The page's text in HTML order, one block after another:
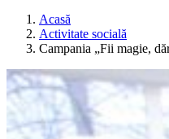
Acasă
Activitate socială
Campania „Fii magie,